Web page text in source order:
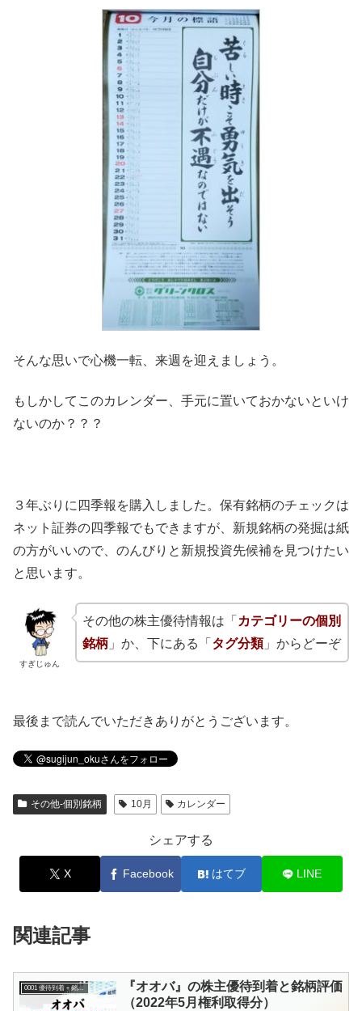
そんな思いで心機一転、来週を迎えましょう。
もしかしてこのカレンダー、手元に置いておかないといけ
ないのか？？？
３年ぶりに四季報を購入しました。保有銘柄のチェックは
ネット証券の四季報でもできますが、新規銘柄の発掘は紙
の方がいいので、のんびりと新規投資先候補を見つけたい
と思います。
すぎじゅん
その他の株主優待情報は「 カテゴリーの個別
銘柄」か、下にある「 タグ分類」からどーぞ
最後まで読んでいただきありがとうございます。
その他-個別銘柄 10月 カレンダー
シェアする
X Facebook はてブ LINE
関連記事
0001 優待到着＋銘柄評価
『オオバ』の株主優待到着と銘柄評価
（2022年5月権利取得分）